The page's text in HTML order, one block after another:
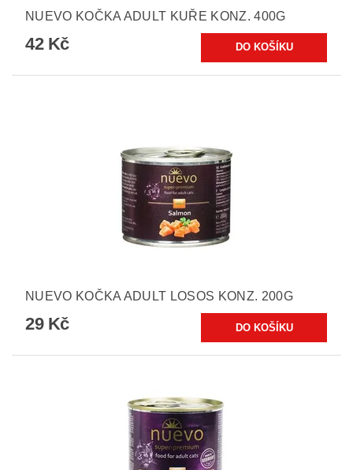
NUEVO KOČKA ADULT KUŘE KONZ. 400G
42 Kč
NUEVO KOČKA ADULT LOSOS KONZ. 200G
29 Kč